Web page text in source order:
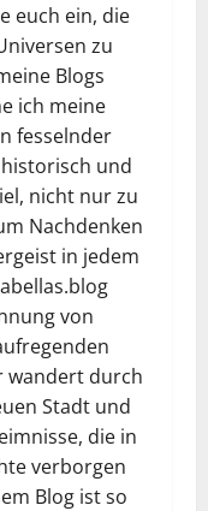
euch ein, die
zu
Blogs
ich meine
fesselnder
und
nicht nur zu
Nachdenken
in jedem
von
wandert durch
Stadt und
die in
verborgen
Blog ist so